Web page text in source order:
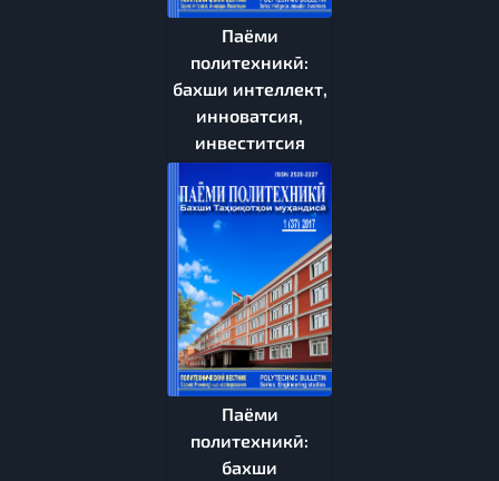
Паёми
политехникӣ:
бахши интеллект,
инноватсия,
инвеститсия
Паёми
политехникӣ:
бахши